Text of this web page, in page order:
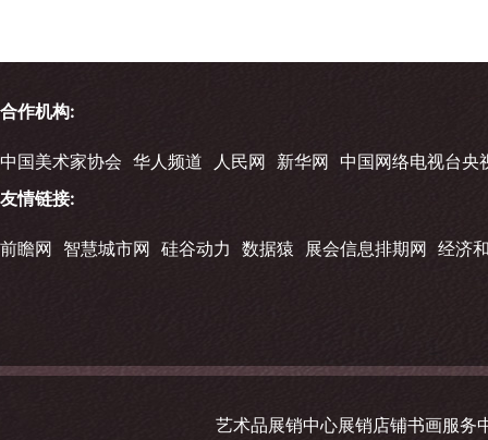
合作机构:
中国美术家协会 华人频道 人民网 新华网 中国网络电视台央
友情链接:
前瞻网 智慧城市网 硅谷动力 数据猿 展会信息排期网 经济
艺术品展销中心展销店铺书画服务